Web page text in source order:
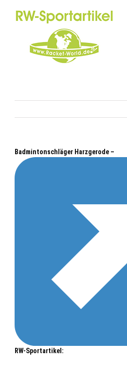
Badmintonschläger Harzgerode –
RW-Sportartikel: